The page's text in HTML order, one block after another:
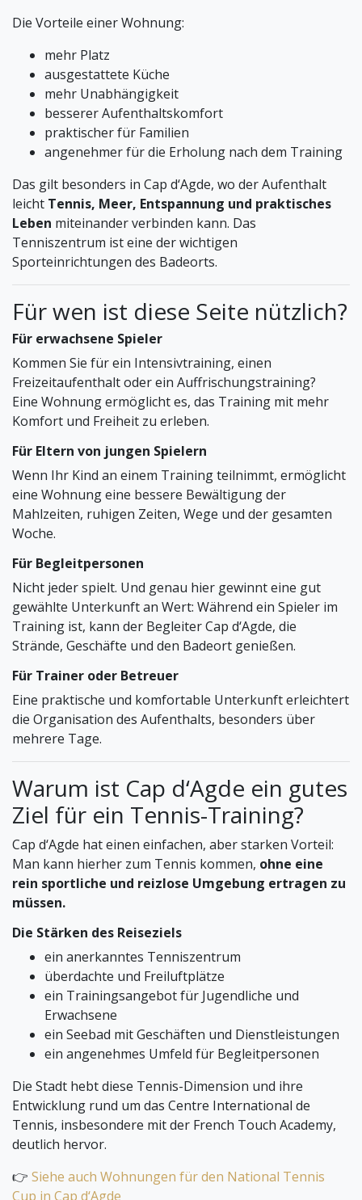
Die Vorteile einer Wohnung:
mehr Platz
ausgestattete Küche
mehr Unabhängigkeit
besserer Aufenthaltskomfort
praktischer für Familien
angenehmer für die Erholung nach dem Training
Das gilt besonders in Cap d‘Agde, wo der Aufenthalt
leicht Tennis, Meer, Entspannung und praktisches
Leben miteinander verbinden kann. Das
Tenniszentrum ist eine der wichtigen
Sporteinrichtungen des Badeorts.
Für wen ist diese Seite nützlich?
Für erwachsene Spieler
Kommen Sie für ein Intensivtraining, einen
Freizeitaufenthalt oder ein Auffrischungstraining?
Eine Wohnung ermöglicht es, das Training mit mehr
Komfort und Freiheit zu erleben.
Für Eltern von jungen Spielern
Wenn Ihr Kind an einem Training teilnimmt, ermöglicht
eine Wohnung eine bessere Bewältigung der
Mahlzeiten, ruhigen Zeiten, Wege und der gesamten
Woche.
Für Begleitpersonen
Nicht jeder spielt. Und genau hier gewinnt eine gut
gewählte Unterkunft an Wert: Während ein Spieler im
Training ist, kann der Begleiter Cap d‘Agde, die
Strände, Geschäfte und den Badeort genießen.
Für Trainer oder Betreuer
Eine praktische und komfortable Unterkunft erleichtert
die Organisation des Aufenthalts, besonders über
mehrere Tage.
Warum ist Cap d‘Agde ein gutes
Ziel für ein Tennis-Training?
Cap d‘Agde hat einen einfachen, aber starken Vorteil:
Man kann hierher zum Tennis kommen, ohne eine
rein sportliche und reizlose Umgebung ertragen zu
müssen.
Die Stärken des Reiseziels
ein anerkanntes Tenniszentrum
überdachte und Freiluftplätze
ein Trainingsangebot für Jugendliche und
Erwachsene
ein Seebad mit Geschäften und Dienstleistungen
ein angenehmes Umfeld für Begleitpersonen
Die Stadt hebt diese Tennis-Dimension und ihre
Entwicklung rund um das Centre International de
Tennis, insbesondere mit der French Touch Academy,
deutlich hervor.
👉 Siehe auch Wohnungen für den National Tennis
Cup in Cap d‘Agde